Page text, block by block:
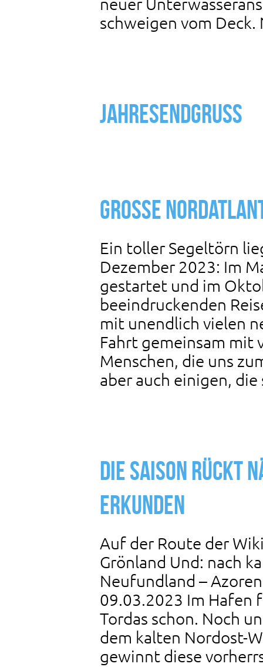
schweigen vom
Jahresendgruß
Große
Ein toller Segeltörn
Dezember 2023: Im
gestartet und im
beeindruckenden
mit unendlich vielen
Fahrt gemeinsam mit
Menschen, die uns
aber auch einigen,
Die Saison rückt
Erkunden
Auf der Route der
Grönland Und: nach
Neufundland –
09.03.2023 Im Hafen
Tordas schon. Noch
dem kalten Nordost-
gewinnt diese